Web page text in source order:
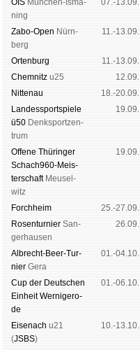
OIS Mün­chen-Is­ma­
ning
07.-13.09.
Zabo-Open Nürn­
berg
11.-13.09.
Orten­burg
11.-13.09.
Chem­nitz u25
12.09.
Nitte­nau
18.-20.09.
Landes­sport­spiele
ü50 Denk­sport­zen­
trum
19.09.
Offene Thü­rin­ger
Schach960-Meis­
ter­schaftMeu­sel­
witz
19.09.
Forch­heim
25.-27.09.
Rosen­tur­nier San­
ger­hau­sen
26.09.
Albrecht-Beer-Tur­
nier Ge­ra
01.-04.10.
Cup der Deut­schen
Ein­heit Wer­ni­ge­ro­
de
01.-06.10.
Eise­nach u21
(JSBS)
10.-13.10.